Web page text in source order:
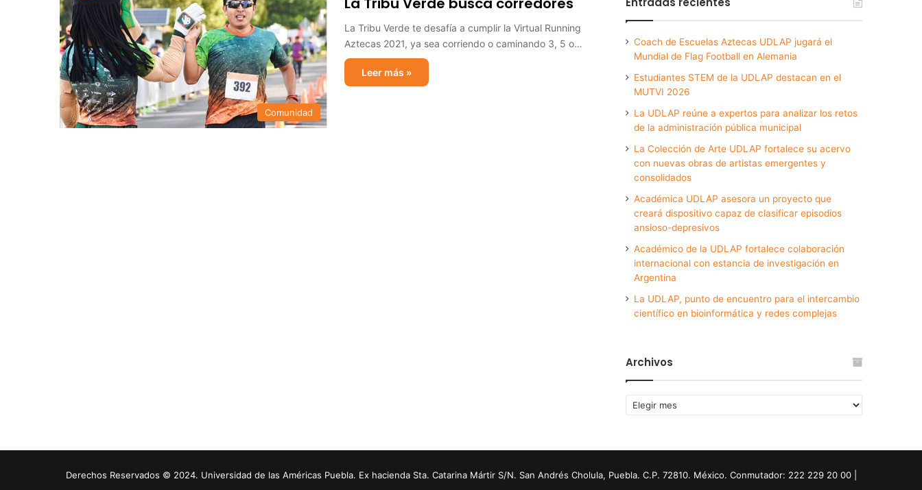
Comunidad
La Tribu Verde te desafía a cumplir la Virtual Running
Aztecas 2021, ya sea corriendo o caminando 3, 5 o…
Leer más »
Coach de Escuelas Aztecas UDLAP jugará el
Mundial de Flag Football en Alemania
Estudiantes STEM de la UDLAP destacan en el
MUTVI 2026
La UDLAP reúne a expertos para analizar los retos
de la administración pública municipal
La Colección de Arte UDLAP fortalece su acervo
con nuevas obras de artistas emergentes y
consolidados
Académica UDLAP asesora un proyecto que
creará dispositivo capaz de clasificar episodios
ansioso-depresivos
Académico de la UDLAP fortalece colaboración
internacional con estancia de investigación en
Argentina
La UDLAP, punto de encuentro para el intercambio
científico en bioinformática y redes complejas
Archivos
Archivos
Derechos Reservados © 2024. Universidad de las Américas Puebla. Ex hacienda Sta. Catarina Mártir S/N. San Andrés Cholula, Puebla. C.P. 72810. México. Conmutador: 222 229 20 00 |